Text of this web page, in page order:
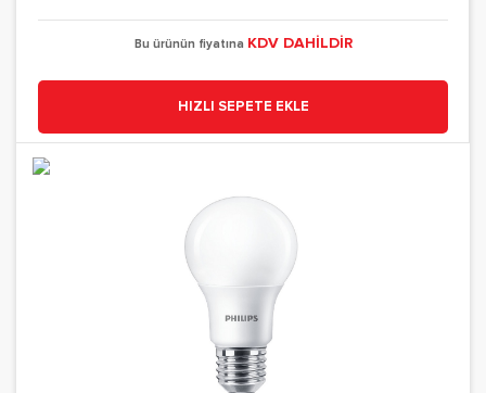
Bu ürünün fiyatına KDV DAHİLDİR
HIZLI SEPETE EKLE